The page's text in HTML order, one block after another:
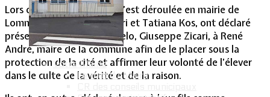
Votre Mairie
Le mot du Maire
Lors d’une cérémonie qui s’est déroulée en mairie de
Lommerange, Vincent Zicari et Tatiana Kos, ont déclaré
présenter leur enfant Angelo, Giuseppe Zicari, à René
André, maire de la commune afin de le placer sous la
protection de la cité et affirmer leur volonté de l’élever
dans le culte de la vérité et de la raison.